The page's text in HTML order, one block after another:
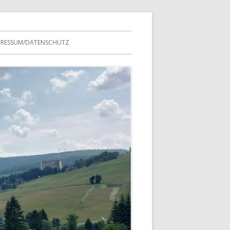
VEREINS
PROTOKOLLE
TESTSEITE
DATENSCHUTZ